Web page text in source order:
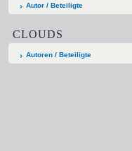
Autor / Beteiligte
CLOUDS
Autoren / Beteiligte